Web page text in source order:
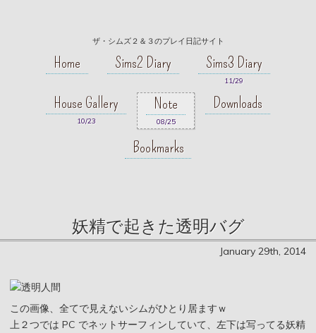
ザ・シムズ２＆３のプレイ日記サイト
Home Sims2 Diary Sims3 Diary
11/29
House Gallery
10/23
Note
08/25
Downloads
Bookmarks
妖精で起きた透明バグ
January 29th, 2014
この画像、全てで見えないシムがひとり居ますｗ
上２つでは PC でネットサーフィンしていて、左下は写ってる妖精